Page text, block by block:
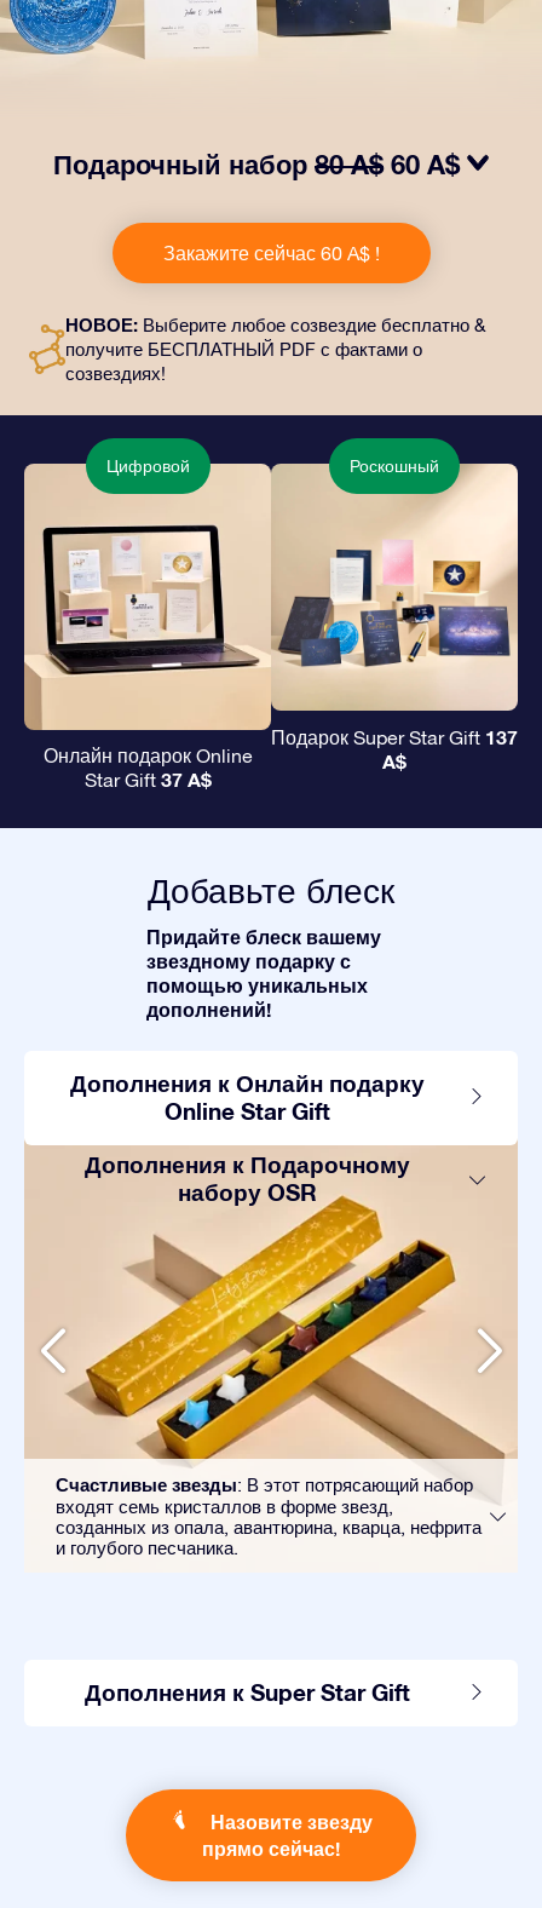
Подарочный набор 80 A$ 60 A$
заблестели с нашим подарочным набором OSR! В
него входит красивый конверт и
персонализированные документы, которые будут
цифровые материалы и возможность бесплатно
пользоваться нашими приложениями. Это
волшебный и вечный подарок друзьям и любимым.
Закажите сейчас 60 A$ !
НОВОЕ: Выберите любое созвездие бесплатно &
получите БЕСПЛАТНЫЙ PDF с фактами о
созвездиях!
Цифровой
Онлайн подарок Online
Star Gift 37 A$
Роскошный
Подарок Super Star Gift 137
A$
Добавьте блеск
Придайте блеск вашему
звездному подарку с
помощью уникальных
дополнений!
Дополнения к Онлайн подарку
Online Star Gift
Дополнения к Подарочному
набору OSR
Счастливые звезды: В этот потрясающий набор
входят семь кристаллов в форме звезд,
созданных из опала, авантюрина, кварца, нефрита
и голубого песчаника.
Дополнения к Super Star Gift
Назовите звезду
прямо сейчас!